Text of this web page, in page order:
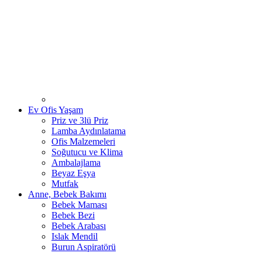
Ev Ofis Yaşam
Priz ve 3lü Priz
Lamba Aydınlatama
Ofis Malzemeleri
Soğutucu ve Klima
Ambalajlama
Beyaz Eşya
Mutfak
Anne, Bebek Bakımı
Bebek Maması
Bebek Bezi
Bebek Arabası
Islak Mendil
Burun Aspiratörü